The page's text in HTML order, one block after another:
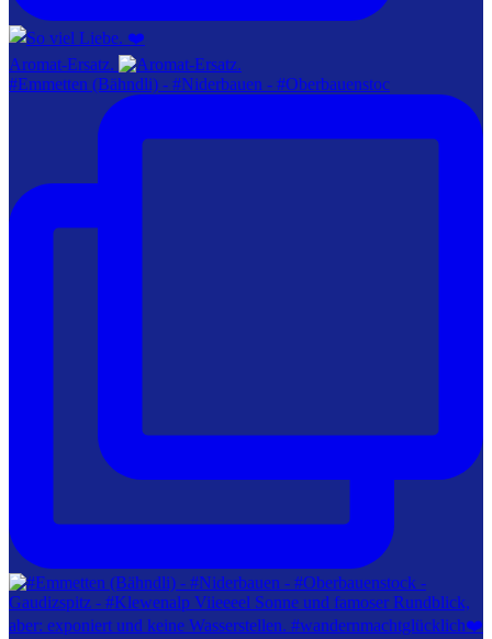
Aromat-Ersatz.
#Emmetten (Bähndli) - #Niderbauen - #Oberbauenstoc